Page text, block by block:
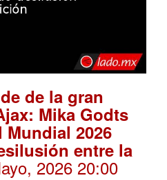
de la gran
Mika Godts
2026
entre la
2026 20:00